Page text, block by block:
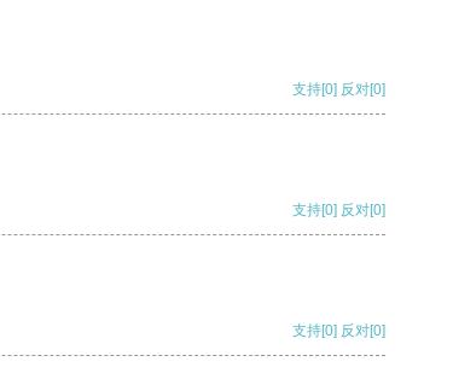
支持[0] 反对[0]
支持[0] 反对[0]
支持[0] 反对[0]